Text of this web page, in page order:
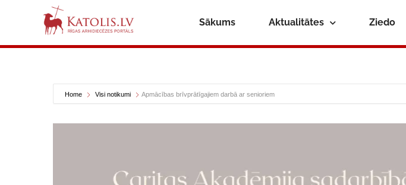
Sākums Aktualitātes Ziedo
Home Visi notikumi Apmācības brīvprātīgajiem darbā ar senioriem